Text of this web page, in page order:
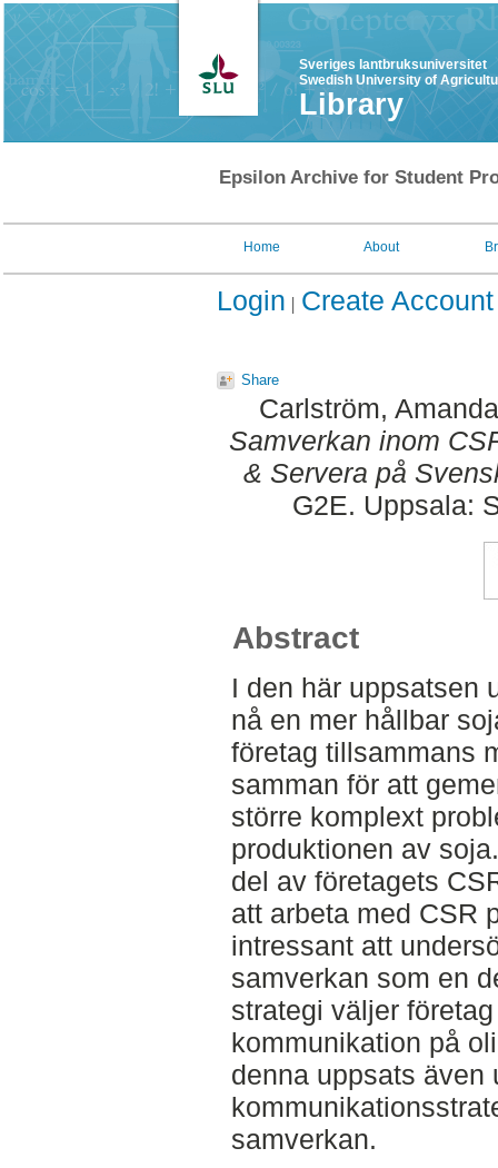
Sveriges lantbruksuniversitet
Swedish University of
Library
Epsilon Archive for Student
Home About
Login Create Account
Share
Carlström, Amanda
Samverkan inom
& Servera på
G2E. Uppsala:
Abstract
I den här uppsatsen
nå en mer hållbar
företag tillsammans
samman för att
större komplext
produktionen av
del av företagets
att arbeta med CSR
intressant att
samverkan som en
strategi väljer
kommunikation på
denna uppsats även
samverkan.